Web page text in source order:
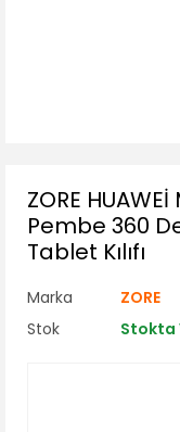
ZORE
Pembe 360
Tablet Kılıfı
Marka ZORE
Stok
Stokta